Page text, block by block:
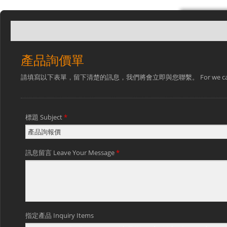
產品詢價單
請填寫以下表單，留下清楚的訊息，我們將會立即與您聯繫。 For
標題 Subject*
訊息留言 Leave Your Message*
指定產品 Inquiry Items